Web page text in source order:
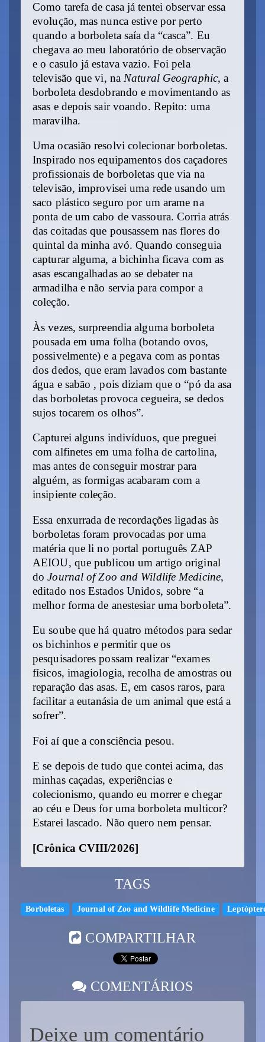
Como tarefa de casa já tentei observar essa
evolução, mas nunca estive por perto
quando a borboleta saía da “casca”. Eu
chegava ao meu laboratório de observação
e o casulo já estava vazio. Foi pela
televisão que vi, na Natural Geographic, a
borboleta desdobrando e movimentando as
asas e depois sair voando. Repito: uma
maravilha.
Uma ocasião resolvi colecionar borboletas.
Inspirado nos equipamentos dos caçadores
profissionais de borboletas que via na
televisão, improvisei uma rede usando um
saco plástico seguro por um arame na
ponta de um cabo de vassoura. Corria atrás
das coitadas que pousassem nas flores do
quintal da minha avó. Quando conseguia
capturar alguma, a bichinha ficava com as
asas escangalhadas ao se debater na
armadilha e não servia para compor a
coleção.
Às vezes, surpreendia alguma borboleta
pousada em uma folha (botando ovos,
possivelmente) e a pegava com as pontas
dos dedos, que eram lavados com bastante
água e sabão , pois diziam que o “pó da asa
das borboletas provoca cegueira, se dedos
sujos tocarem os olhos”.
Capturei alguns indivíduos, que preguei
com alfinetes em uma folha de cartolina,
mas antes de conseguir mostrar para
alguém, as formigas acabaram com a
insipiente coleção.
Essa enxurrada de recordações ligadas às
borboletas foram provocadas por uma
matéria que li no portal português ZAP
AEIOU, que publicou um artigo original
doJournal of Zoo and Wildlife Medicine,
editado nos Estados Unidos, sobre “a
melhor forma de anestesiar uma borboleta”.
Eu soube que há quatro métodos para sedar
os bichinhos e permitir que os
pesquisadores possam realizar “exames
físicos, imagiologia, recolha de amostras ou
reparação das asas. E, em casos raros, para
facilitar a eutanásia de um animal que está a
sofrer”.
Foi aí que a consciência pesou.
E se depois de tudo que contei acima, das
minhas caçadas, experiências e
colecionismo, quando eu morrer e chegar
ao céu e Deus for uma borboleta multicor?
Estarei lascado. Não quero nem pensar.
[Crônica CVIII/2026]
TAGS
Borboletas Journal of Zoo and Wildlife Medicine
COMPARTILHAR
COMENTÁRIOS
Deixe um comentário